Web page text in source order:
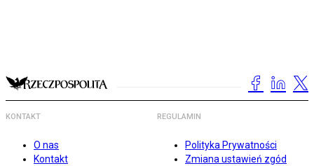
KONTAKT
O nas
Kontakt
REGULAMIN
Polityka Prywatności
Zmiana ustawień zgód